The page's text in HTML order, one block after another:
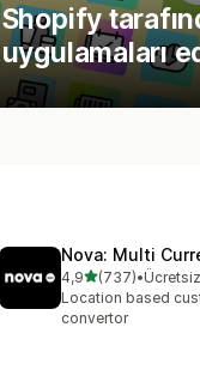
Shopify
uygulamaları
Nova: Multi
4,95 yıldız üzerinden
(737)
toplam 737•Ücretsiz
Location based
convertor